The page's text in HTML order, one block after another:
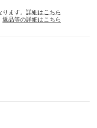
ます。 詳細はこちら
返品等の詳細はこちら